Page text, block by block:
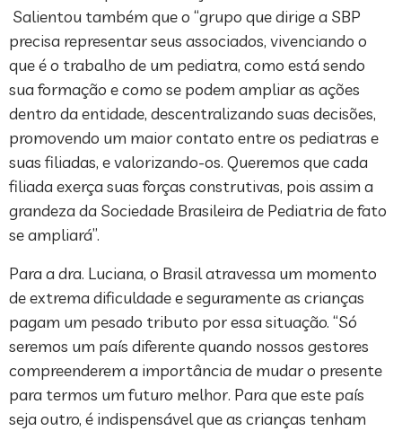
Salientou também que o “grupo que dirige a SBP
precisa representar seus associados, vivenciando o
que é o trabalho de um pediatra, como está sendo
sua formação e como se podem ampliar as ações
dentro da entidade, descentralizando suas decisões,
promovendo um maior contato entre os pediatras e
suas filiadas, e valorizando-os. Queremos que cada
filiada exerça suas forças construtivas, pois assim a
grandeza da Sociedade Brasileira de Pediatria de fato
se ampliará”.
Para a dra. Luciana, o Brasil atravessa um momento
de extrema dificuldade e seguramente as crianças
pagam um pesado tributo por essa situação. “Só
seremos um país diferente quando nossos gestores
compreenderem a importância de mudar o presente
para termos um futuro melhor. Para que este país
seja outro, é indispensável que as crianças tenham